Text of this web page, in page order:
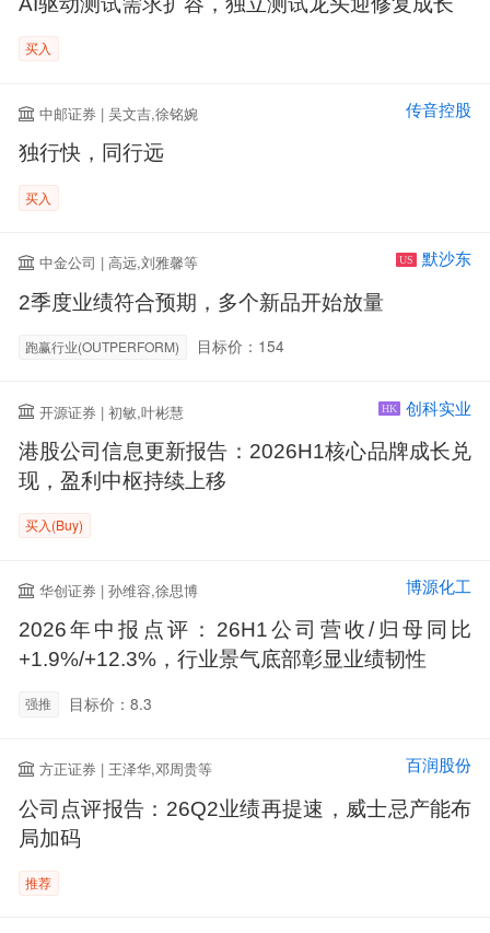
买入
中邮证券 | 吴文吉,徐铭婉 传音控股
独行快，同行远
买入
中金公司 | 高远,刘雅馨等 US 默沙东
2季度业绩符合预期，多个新品开始放量
跑赢行业(OUTPERFORM) 目标价：154
开源证券 | 初敏,叶彬慧 HK 创科实业
港股公司信息更新报告：2026H1核心品牌成长兑
现，盈利中枢持续上移
买入(Buy)
华创证券 | 孙维容,徐思博 博源化工
2026年中报点评：26H1公司营收/归母同比
+1.9%/+12.3%，行业景气底部彰显业绩韧性
强推 目标价：8.3
方正证券 | 王泽华,邓周贵等 百润股份
公司点评报告：26Q2业绩再提速，威士忌产能布
局加码
推荐